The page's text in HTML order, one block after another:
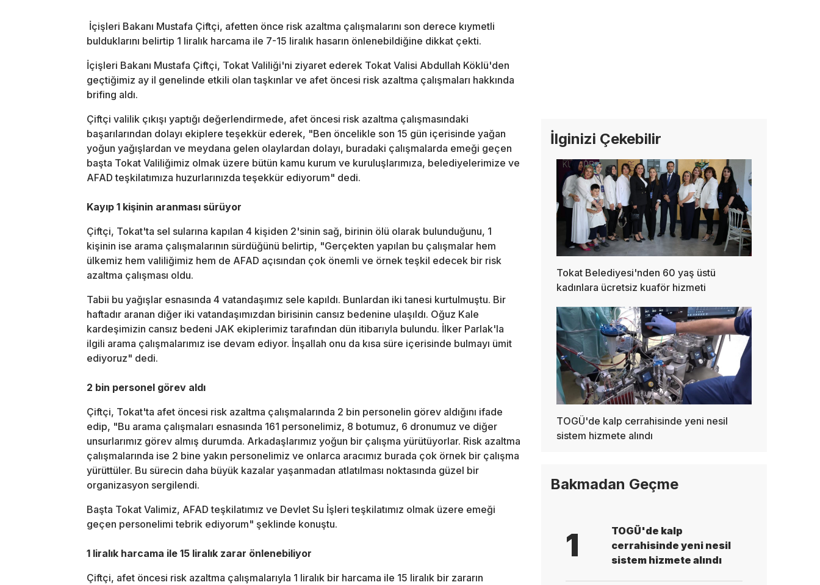
İçişleri Bakanı Mustafa Çiftçi, afetten önce risk azaltma çalışmalarını son derece kıymetli
bulduklarını belirtip 1 liralık harcama ile 7-15 liralık hasarın önlenebildiğine dikkat çekti.
İçişleri Bakanı Mustafa Çiftçi, Tokat Valiliği'ni ziyaret ederek Tokat Valisi Abdullah Köklü'den
geçtiğimiz ay il genelinde etkili olan taşkınlar ve afet öncesi risk azaltma çalışmaları hakkında
brifing aldı.
Çiftçi valilik çıkışı yaptığı değerlendirmede, afet öncesi risk azaltma çalışmasındaki
başarılarından dolayı ekiplere teşekkür ederek, "Ben öncelikle son 15 gün içerisinde yağan
yoğun yağışlardan ve meydana gelen olaylardan dolayı, buradaki çalışmalarda emeği geçen
başta Tokat Valiliğimiz olmak üzere bütün kamu kurum ve kuruluşlarımıza, belediyelerimize ve
AFAD teşkilatımıza huzurlarınızda teşekkür ediyorum" dedi.
Kayıp 1 kişinin aranması sürüyor
Çiftçi, Tokat'ta sel sularına kapılan 4 kişiden 2'sinin sağ, birinin ölü olarak bulunduğunu, 1
kişinin ise arama çalışmalarının sürdüğünü belirtip, "Gerçekten yapılan bu çalışmalar hem
ülkemiz hem valiliğimiz hem de AFAD açısından çok önemli ve örnek teşkil edecek bir risk
azaltma çalışması oldu.
Tabii bu yağışlar esnasında 4 vatandaşımız sele kapıldı. Bunlardan iki tanesi kurtulmuştu. Bir
haftadır aranan diğer iki vatandaşımızdan birisinin cansız bedenine ulaşıldı. Oğuz Kale
kardeşimizin cansız bedeni JAK ekiplerimiz tarafından dün itibarıyla bulundu. İlker Parlak'la
ilgili arama çalışmalarımız ise devam ediyor. İnşallah onu da kısa süre içerisinde bulmayı ümit
ediyoruz" dedi.
2 bin personel görev aldı
Çiftçi, Tokat'ta afet öncesi risk azaltma çalışmalarında 2 bin personelin görev aldığını ifade
edip, "Bu arama çalışmaları esnasında 161 personelimiz, 8 botumuz, 6 dronumuz ve diğer
unsurlarımız görev almış durumda. Arkadaşlarımız yoğun bir çalışma yürütüyorlar. Risk azaltma
çalışmalarında ise 2 bine yakın personelimiz ve onlarca aracımız burada çok örnek bir çalışma
yürüttüler. Bu sürecin daha büyük kazalar yaşanmadan atlatılması noktasında güzel bir
organizasyon sergilendi.
Başta Tokat Valimiz, AFAD teşkilatımız ve Devlet Su İşleri teşkilatımız olmak üzere emeği
geçen personelimi tebrik ediyorum" şeklinde konuştu.
1 liralık harcama ile 15 liralık zarar önlenebiliyor
Çiftçi, afet öncesi risk azaltma çalışmalarıyla 1 liralık bir harcama ile 15 liralık bir zararın
İlginizi Çekebilir
Tokat Belediyesi'nden 60 yaş üstü
kadınlara ücretsiz kuaför hizmeti
TOGÜ'de kalp cerrahisinde yeni nesil
sistem hizmete alındı
Bakmadan Geçme
1
TOGÜ'de kalp
cerrahisinde yeni nesil
sistem hizmete alındı